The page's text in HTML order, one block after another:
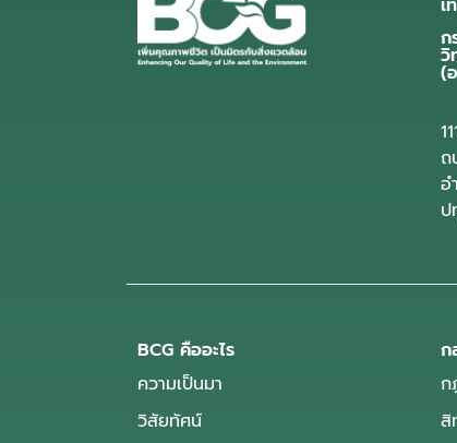
ก
วิ
(
ถ
อ
ป
BCG คืออะไร
ความเป็นมา
วิสัยทัศน์
ก
ก
สิ